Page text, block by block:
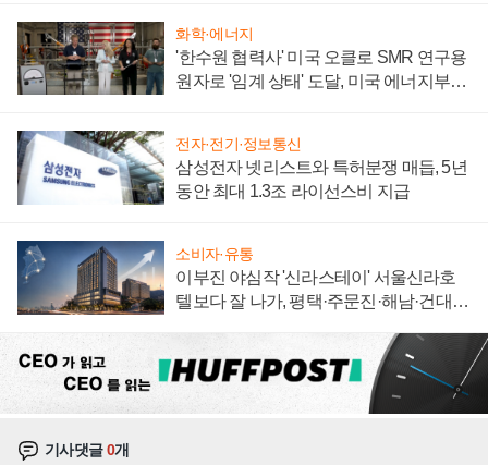
화학·에너지
'한수원 협력사' 미국 오클로 SMR 연구용
원자로 '임계 상태' 도달, 미국 에너지부
전자·전기·정보통신
삼성전자 넷리스트와 특허분쟁 매듭, 5년
동안 최대 1.3조 라이선스비 지급
소비자·유통
이부진 야심작 '신라스테이' 서울신라호
텔보다 잘 나가, 평택·주문진·해남·건대로
기사댓글0개